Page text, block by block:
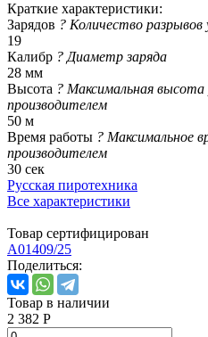
Краткие характеристики:
Зарядов ? Количество разрывов
19
Калибр ? Диаметр заряда
28 мм
Высота ? Максимальная высота
производителем
50 м
Время работы ? Максимальное
производителем
30 сек
Русская пиротехника
Все характеристики
Товар сертифицирован
A01409/25
Поделиться:
Товар в наличии
2 382 Р